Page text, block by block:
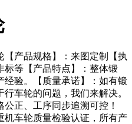
【产品规格】：来图定制【执
标等【产品特点】：整体锻
经验。【质量承诺】：如有锻
车轮的问题，我们来解决。
公正、工序同步追溯可控！
机车轮质量检验认证，所有产